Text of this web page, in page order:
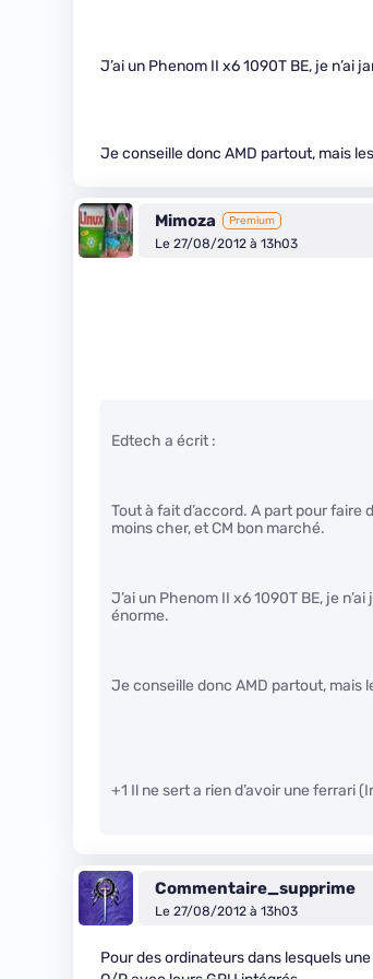
J’ai un Phenom II x6 1090T BE, je n’ai
Je conseille donc AMD partout, mais
Mimoza Premium
Le 27/08/2012 à 13h03
Edtech a écrit :
Tout à fait d’accord. A part pour faire
moins cher, et CM bon marché.
J’ai un Phenom II x6 1090T BE, je
énorme.
Je conseille donc AMD partout, mais
+1 Il ne sert a rien d’avoir une ferrari
Commentaire_supprime
Le 27/08/2012 à 13h03
Pour des ordinateurs dans lesquels